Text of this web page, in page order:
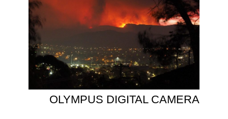
OLYMPUS DIGITAL CAMERA